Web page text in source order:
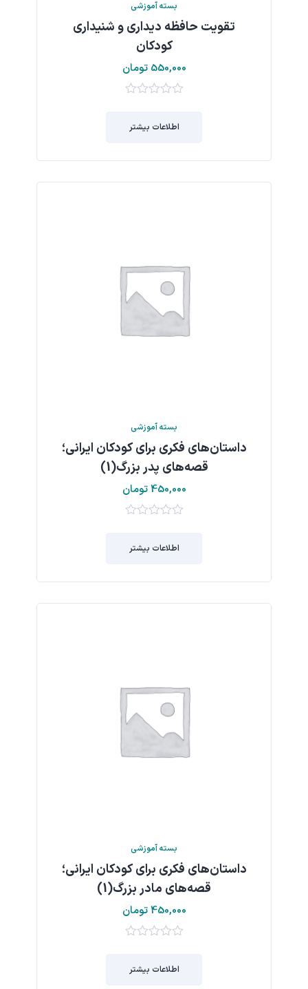
بسته آموزشی
تقویت حافظه دیداری و شنیداری
کودکان
550,000 تومان
5اطلاعات بیشتر
بسته آموزشی
داستان‌هاي فكري براي كودكان ايراني؛
قصه‌هاي پدر بزرگ(1)
450,000تومان
5اطلاعات بیشتر
بسته آموزشی
داستان‌هاي فكري براي كودكان ايراني؛
قصه‌هاي مادر بزرگ(1)
450,000تومان
5اطلاعات بیشتر